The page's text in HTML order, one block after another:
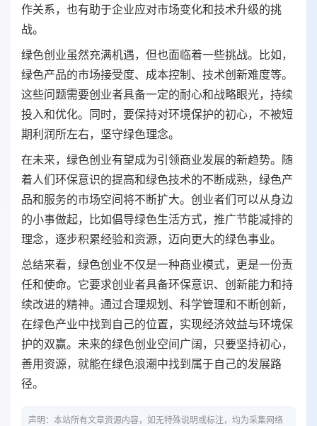
作关系，也有助于企业应对市场变化和技术升级的挑
战。
绿色创业虽然充满机遇，但也面临着一些挑战。比如，
绿色产品的市场接受度、成本控制、技术创新难度等。
这些问题需要创业者具备一定的耐心和战略眼光，持续
投入和优化。同时，要保持对环境保护的初心，不被短
期利润所左右，坚守绿色理念。
在未来，绿色创业有望成为引领商业发展的新趋势。随
着人们环保意识的提高和绿色技术的不断成熟，绿色产
品和服务的市场空间将不断扩大。创业者们可以从身边
的小事做起，比如倡导绿色生活方式，推广节能减排的
理念，逐步积累经验和资源，迈向更大的绿色事业。
总结来看，绿色创业不仅是一种商业模式，更是一份责
任和使命。它要求创业者具备环保意识、创新能力和持
续改进的精神。通过合理规划、科学管理和不断创新，
在绿色产业中找到自己的位置，实现经济效益与环境保
护的双赢。未来的绿色创业空间广阔，只要坚持初心，
善用资源，就能在绿色浪潮中找到属于自己的发展路
径。
声明：本站所有文章资源内容，如无特殊说明或标注，均为采集网络